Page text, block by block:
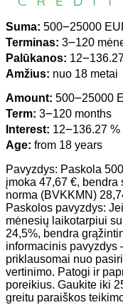
Suma: 500౼25000
Terminas: 3౼120
Palūkanos:
Amžius: nuo 18 metai
Amount: 500౼25000
Term: 3౼120 months
Interest: 12౼136.27 %
Age: from 18 years
Pavyzdys: Paskola
įmoka 47,67 €, bendra
norma (BVKKMN)
Paskolos pavyzdys:
mėnesių laikotarpiui
24,5%, bendra
informacinis
priklausomai nuo
vertinimo. Patogi ir
poreikius. Gaukite iki
greitu paraiškos